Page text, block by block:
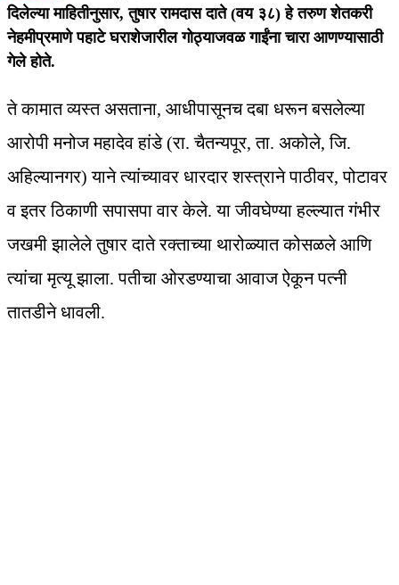
दिलेल्या माहितीनुसार, तुषार रामदास दाते (वय ३८) हे तरुण शेतकरी
नेहमीप्रमाणे पहाटे घराशेजारील गोठ्याजवळ गाईंना चारा आणण्यासाठी
गेले होते.
ते कामात व्यस्त असताना, आधीपासूनच दबा धरून बसलेल्या
आरोपी मनोज महादेव हांडे (रा. चैतन्यपूर, ता. अकोले, जि.
अहिल्यानगर) याने त्यांच्यावर धारदार शस्त्राने पाठीवर, पोटावर
व इतर ठिकाणी सपासपा वार केले. या जीवघेण्या हल्ल्यात गंभीर
जखमी झालेले तुषार दाते रक्ताच्या थारोळ्यात कोसळले आणि
त्यांचा मृत्यू झाला. पतीचा ओरडण्याचा आवाज ऐकून पत्नी
तातडीने धावली.